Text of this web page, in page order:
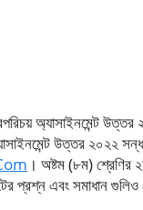
অ্যাসাইনমেন্ট
উত্তর ২০২২
। অষ্টম (৮ম) শ্রেণির
প্রশ্ন এবং সমাধান গুলিও